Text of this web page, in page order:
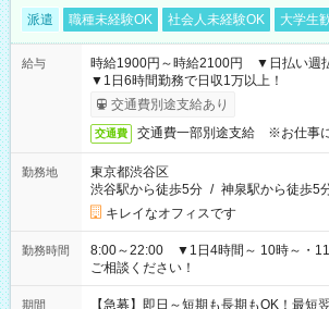
派遣 職種未経験OK 社会人未経験OK 大学生
給与
時給1900円～時給2100円 ▼日払い週
▼1日6時間勤務で日収1万以上！
交通費別途支給あり
交通費 交通費一部別途支給 ※お仕事
勤務地
東京都渋谷区
渋谷駅から徒歩5分 / 神泉駅から徒歩5
キレイなオフィスです
勤務時間
8:00～22:00 ▼1日4時間～ 10時～・11
ご相談ください！
期間
【急募】即日～短期も長期もOK！最短